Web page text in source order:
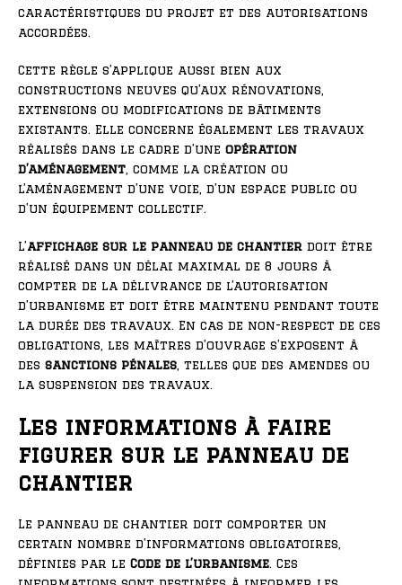
caractéristiques du projet et des autorisations
accordées.
Cette règle s’applique aussi bien aux
constructions neuves qu’aux rénovations,
extensions ou modifications de bâtiments
existants. Elle concerne également les travaux
réalisés dans le cadre d’une opération
d’aménagement , comme la création ou
l’aménagement d’une voie, d’un espace public ou
d’un équipement collectif.
L’affichage sur le panneau de chantier doit être
réalisé dans un délai maximal de 8 jours à
compter de la délivrance de l’autorisation
d’urbanisme et doit être maintenu pendant toute
la durée des travaux. En cas de non-respect de ces
obligations, les maîtres d’ouvrage s’exposent à
des sanctions pénales , telles que des amendes ou
la suspension des travaux.
Les informations à faire
figurer sur le panneau de
chantier
Le panneau de chantier doit comporter un
certain nombre d’informations obligatoires,
définies par le Code de l’urbanisme. Ces